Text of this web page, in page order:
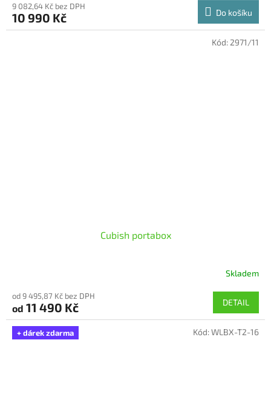
9 082,64 Kč bez DPH
10 990 Kč Do košíku
Cubish portabox
produktu
je
5,0
Skladem
od 9 495,87 Kč bez DPH
od 11 490 Kč DETAIL
Kód: 2971/11
+ dárek zdarma Kód:WLBX-T2-16